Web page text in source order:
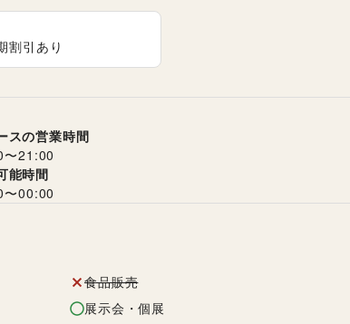
割引あり
スの営業時間
〜21:00
能時間
〜00:00
食品販売
展示会・個展